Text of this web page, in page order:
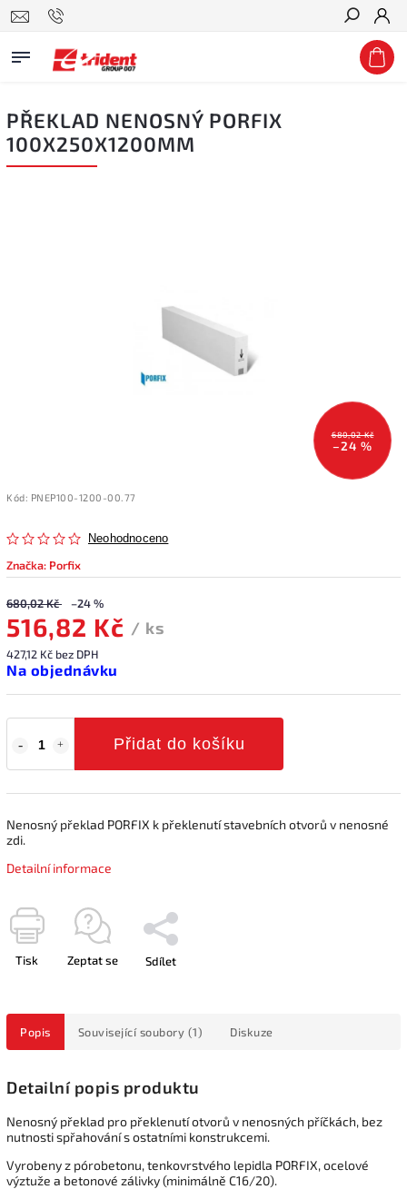
Hledat
PŘEKLAD NENOSNÝ PORFIX
100X250X1200MM
680,02 Kč
–24 %
Kód: PNEP100-1200-00.77
Neohodnoceno
Značka: Porfix
680,02 Kč –24 %
516,82 Kč / ks
427,12 Kč bez DPH
Na objednávku
Přidat do košíku
Nenosný překlad PORFIX k překlenutí stavebních otvorů v nenosné
zdi.
Detailní informace
Tisk Zeptat se Sdílet
Popis Související soubory (1) Diskuze
Detailní popis produktu
Nenosný překlad pro překlenutí otvorů v nenosných příčkách, bez
nutnosti spřahování s ostatními konstrukcemi.
Vyrobeny z pórobetonu, tenkovrstvého lepidla PORFIX, ocelové
výztuže a betonové zálivky (minimálně C16/20).